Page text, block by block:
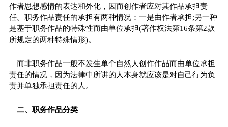
作者思想感情的表达和外化，因而创作者应对其作品承担责
任。职务作品责任的承担有两种情况：一是由作者承担;另一种
是基于职务作品的特殊性而由单位承担(著作权法第16条第2款
所规定的两种特殊情形)。
而非职务作品一般不发生单个自然人创作作品而由单位承担
责任的情况，因为法律中所讲的人本身就应该是对自己行为负
责并单独承担责任的人。
二、职务作品分类